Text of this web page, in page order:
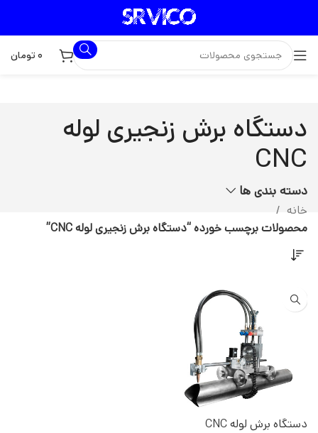
۰ تومان
دستگاه برش زنجیری لوله
CNC
دسته بندی ها
خانه
محصولات برچسب خورده “دستگاه برش زنجیری لوله CNC”
جدید
دستگاه برش لوله CNC